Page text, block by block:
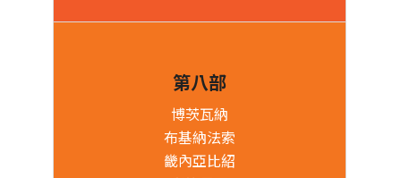
第八部
博茨瓦納
布基納法索
畿內亞比紹